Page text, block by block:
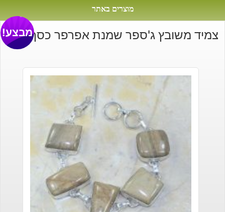
מוצרים באתר
צמיד משובץ ג'ספר שמנת אפרפר כסף 925מבצע!